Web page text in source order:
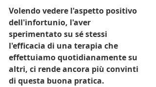
Volendo vedere l'aspetto positivo
dell'infortunio, l'aver
sperimentato su sé stessi
l'efficacia di una terapia che
effettuiamo quotidianamente su
altri, ci rende ancora più convinti
di questa buona pratica.